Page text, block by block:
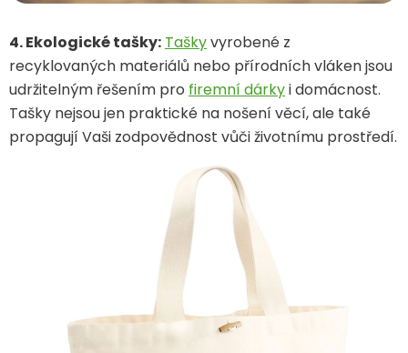
4. Ekologické tašky: Taškyvyrobené z
recyklovaných materiálů nebo přírodních vláken jsou
udržitelným řešením pro firemní dárkyi domácnost.
Tašky nejsou jen praktické na nošení věcí, ale také
propagují Vaši zodpovědnost vůči životnímu prostředí.